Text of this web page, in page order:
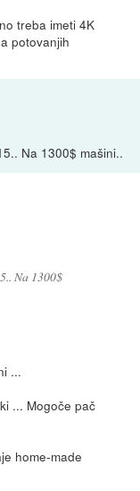
treba imeti 4K
potovanjih
Na 1300$ mašini..
Na 1300$
...
... Mogoče pač
home-made